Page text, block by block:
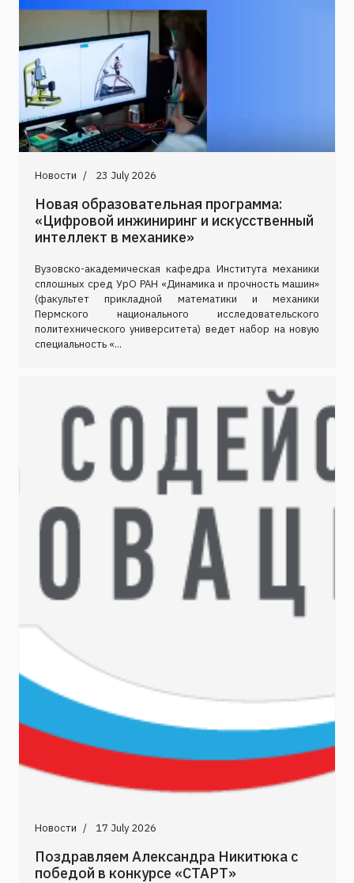
Новости 23 July 2026
Новая образовательная программа:
«Цифровой инжиниринг и искусственный
интеллект в механике»
Вузовско-академическая кафедра Института механики
сплошных сред УрО РАН «Динамика и прочность машин»
(факультет прикладной математики и механики
Пермского национального исследовательского
политехнического университета) ведет набор на новую
специальность «...
Новости 17 July 2026
Поздравляем Александра Никитюка с
победой в конкурсе «СТАРТ»